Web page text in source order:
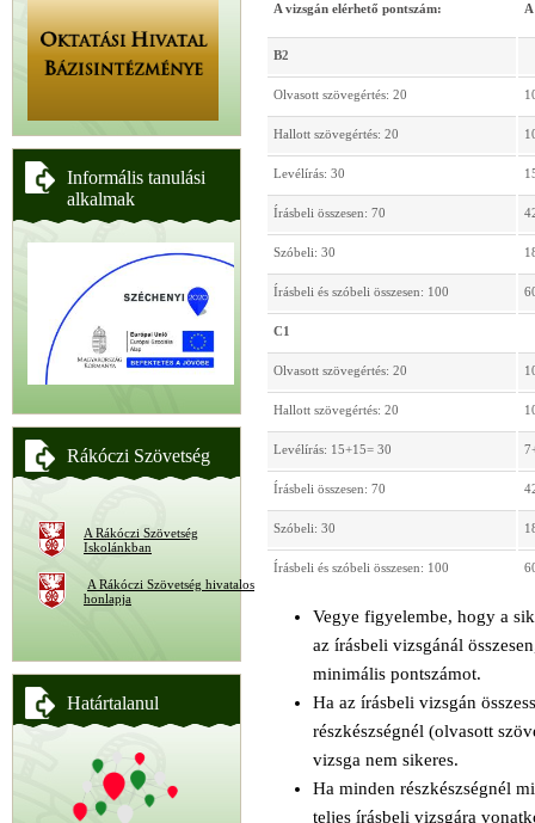
Informális tanulási
alkalmak
Rákóczi Szövetség
A Rákóczi Szövetség
Iskolánkban
A Rákóczi Szövetség hivatalos
honlapja
Határtalanul
A vizsgán elérhető pontszám:
B2
Olvasott szövegértés: 20
Hallott szövegértés: 20
Levélírás: 30
Írásbeli összesen: 70
Szóbeli: 30
Írásbeli és szóbeli összesen: 100
C1
Olvasott szövegértés: 20
Hallott szövegértés: 20
Levélírás: 15+15= 30
Írásbeli összesen: 70
Szóbeli: 30
Írásbeli és szóbeli összesen: 100
Vegye figyelembe, hogy a
az írásbeli vizsgánál
minimális pontszámot.
Ha az írásbeli vizsgán
részkészségnél (olvasott
vizsga nem sikeres.
Ha minden részkészségnél
teljes írásbeli vizsgára